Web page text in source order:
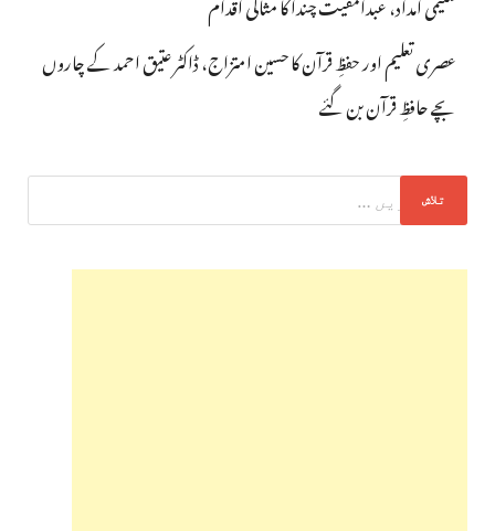
عصری تعلیم اور حفظِ قرآن کا حسین امتزاج، ڈاکٹر عتیق احمد کے چاروں
بچے حافظِ قرآن بن گئے